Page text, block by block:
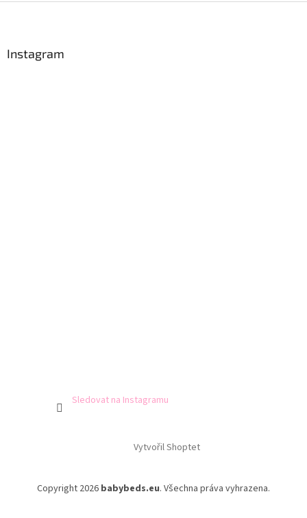
Instagram
Sledovat na Instagramu
Vytvořil Shoptet
Copyright 2026 babybeds.eu. Všechna práva vyhrazena.